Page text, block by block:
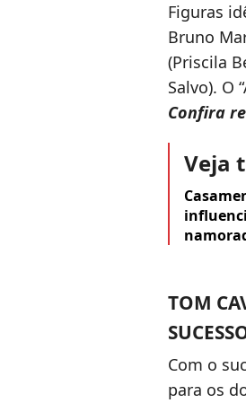
Figuras
Bruno
(Priscila
Salvo). O
Confira
Veja
TOM
Com o
para os